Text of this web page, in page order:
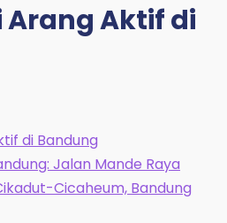
Arang Aktif di
di Bandung
Jalan Mande Raya
Cicaheum, Bandung